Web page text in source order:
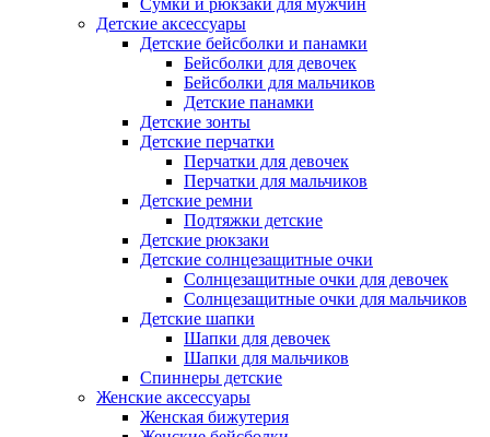
Сумки и рюкзаки для мужчин
Детские аксессуары
Детские бейсболки и панамки
Бейсболки для девочек
Бейсболки для мальчиков
Детские панамки
Детские зонты
Детские перчатки
Перчатки для девочек
Перчатки для мальчиков
Детские ремни
Подтяжки детские
Детские рюкзаки
Детские солнцезащитные очки
Солнцезащитные очки для девочек
Солнцезащитные очки для мальчиков
Детские шапки
Шапки для девочек
Шапки для мальчиков
Спиннеры детские
Женские аксессуары
Женская бижутерия